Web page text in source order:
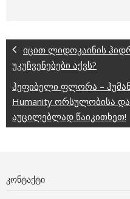
იცით ლიდოკაინის
უკუჩვენებები აქვს?
ჰეფიბელი ფლორა –
Humanity ორსულობისა
აუცილებლად წაიკითხეთ!
ᲙᲝᲜᲢᲐᲥᲢᲘ